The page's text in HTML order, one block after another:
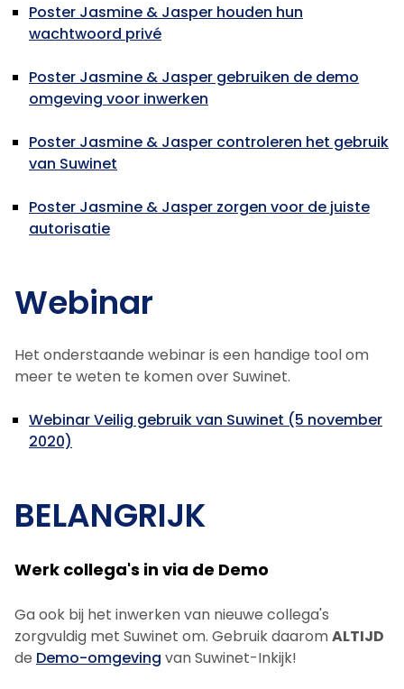
Poster Jasmine & Jasper houden hun
wachtwoord privé
Poster Jasmine & Jasper gebruiken de demo
omgeving voor inwerken
Poster Jasmine & Jasper controleren het gebruik
van Suwinet
Poster Jasmine & Jasper zorgen voor de juiste
autorisatie
Webinar
Het onderstaande webinar is een handige tool om
meer te weten te komen over Suwinet.
Webinar Veilig gebruik van Suwinet (5 november
2020)
BELANGRIJK
Werk collega's in via de Demo
Ga ook bij het inwerken van nieuwe collega's
zorgvuldig met Suwinet om. Gebruik daaromALTIJD
de Demo-omgeving van Suwinet-Inkijk!